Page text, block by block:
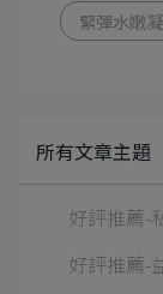
緊彈水嫩
所有文章主題
好評推薦-
好評推薦-